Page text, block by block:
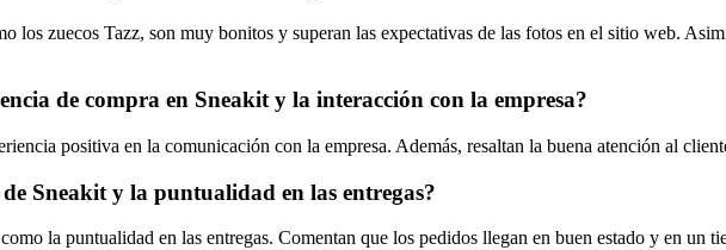
los zuecos Tazz, son muy bonitos y superan las expectativas de las fotos en el sitio web.
de compra en Sneakit y la interacción con la empresa?
positiva en la comunicación con la empresa. Además, resaltan la buena atención al
Sneakit y la puntualidad en las entregas?
la puntualidad en las entregas. Comentan que los pedidos llegan en buen estado y en un